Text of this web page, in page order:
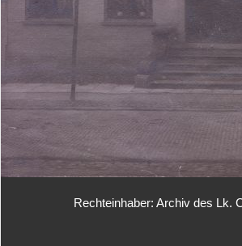
Rechteinhaber: Archiv des Lk.